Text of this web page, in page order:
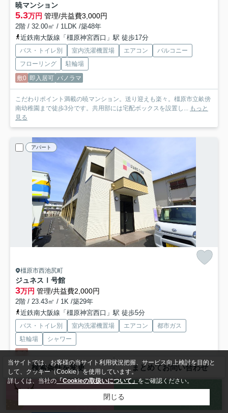
暁マンション
5.3万円 管理/共益費3,000円
2階 / 32.00㎡ / 1LDK /築48年
近鉄南大阪線「橿原神宮西口」駅 徒歩17分
バス・トイレ別 室内洗濯機置場 エアコン
バルコニー
フローリング
駐輪場
敷0 即入居可 パノラマ
こだわりポイント満載の暁マンション。送り迎えも楽々。橿原市立畝傍
南幼稚園まで徒歩3分です。共用部には宅配ボックスを設置し... もっと
見る
アパート
橿原市西池尻町
ジュネスⅠ号館
3万円 管理/共益費2,000円
2階 / 23.43㎡ / 1K /築29年
近鉄南大阪線「橿原神宮西口」駅 徒歩5分
バス・トイレ別 室内洗濯機置場 エアコン
都市ガス
駐輪場
シャワー
徒歩6分の場所には橿原学院高等学校があるので、進学や転校にもいい
ですね。室内設備はエアコン・システムキッチンなどが揃って...
検索条件を変更 まとめてお問い合わせ
来店予約 お問い合わせ
当サイトでは、お客様の当サイト利用状況把握、サービス向上検討を目的と
して、クッキー（Cookie）を使用しています。
詳しくは、当社の 「Cookieの取扱いについて」 をご確認ください。
閉じる